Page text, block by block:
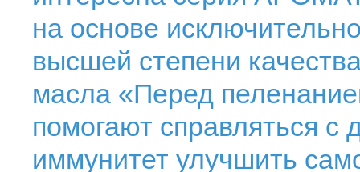
на основе
высшей степени
масла «Перед
помогают справляться с
иммунитет улучшить